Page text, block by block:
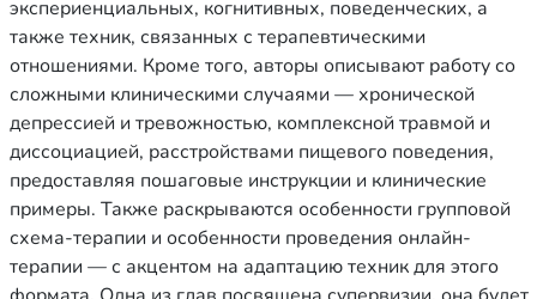
экспериенциальных, когнитивных, поведенческих, а
также техник, связанных с терапевтическими
отношениями. Кроме того, авторы описывают работу со
сложными клиническими случаями — хронической
депрессией и тревожностью, комплексной травмой и
диссоциацией, расстройствами пищевого поведения,
предоставляя пошаговые инструкции и клинические
примеры. Также раскрываются особенности групповой
схема-терапии и особенности проведения онлайн-
терапии — с акцентом на адаптацию техник для этого